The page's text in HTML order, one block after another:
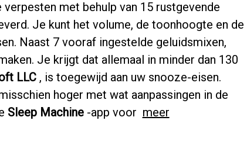
met behulp van 15 rustgevende
Je kunt het volume, de toonhoogte en de
Naast 7 vooraf ingestelde geluidsmixen,
Je krijgt dat allemaal in minder dan 130
LLC, is toegewijd aan uw snooze-eisen.
hoger met wat aanpassingen in de
Sleep Machine-app voor meer